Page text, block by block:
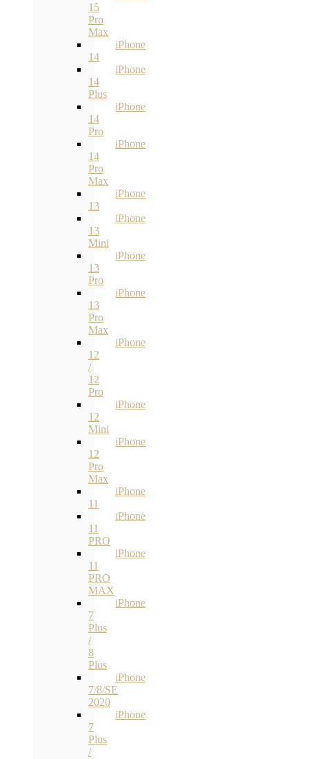
15
Pro
Max
iPhone
14
iPhone
14
Plus
iPhone
14
Pro
iPhone
14
Pro
Max
iPhone
13
iPhone
13
Mini
iPhone
13
Pro
iPhone
13
Pro
Max
iPhone
12
/
12
Pro
iPhone
12
Mini
iPhone
12
Pro
Max
iPhone
11
iPhone
11
PRO
iPhone
11
PRO
MAX
iPhone
7
Plus
/
8
Plus
iPhone
7/8/SE
2020
iPhone
7
Plus
/